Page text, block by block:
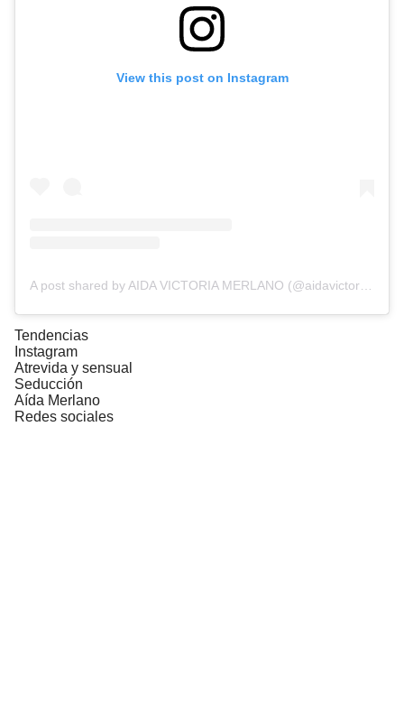
View this post on Instagram
Tendencias
Instagram
Atrevida y sensual
Seducción
Aída Merlano
Redes sociales